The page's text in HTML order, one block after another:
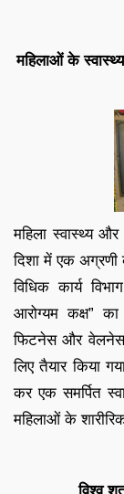
महिलाओं के
महिला स्वास्थ्य
दिशा में एक
विधिक कार्य
आरोग्यम कक्ष”
फिटनेस और वेलनेस
लिए तैयार किया
कर एक समर्पित
महिलाओं के